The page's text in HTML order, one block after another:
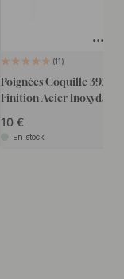
11
Poignées Coquille 3922 -
Finition Acier Inoxydable
10
En stock